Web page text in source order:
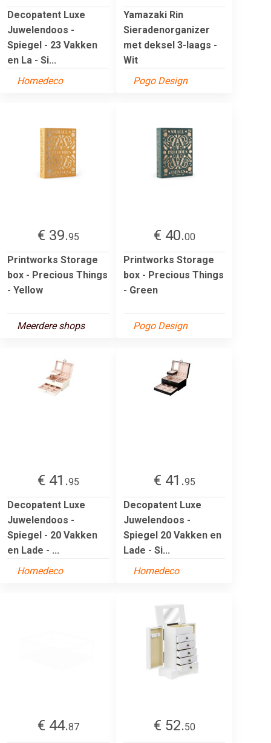
Decopatent Luxe
Juwelendoos -
Spiegel - 23 Vakken
en La - Si...
Homedeco
Yamazaki Rin
Sieradenorganizer
met deksel 3-laags -
Wit
Pogo Design
€ 39.95
Printworks Storage
box - Precious Things
- Yellow
Meerdere shops
€ 40.00
Printworks Storage
box - Precious Things
- Green
Pogo Design
€ 41.95
Decopatent Luxe
Juwelendoos -
Spiegel - 20 Vakken
en Lade - ...
Homedeco
€ 41.95
Decopatent Luxe
Juwelendoos -
Spiegel 20 Vakken en
Lade - Si...
Homedeco
€ 44.87
€ 52.50